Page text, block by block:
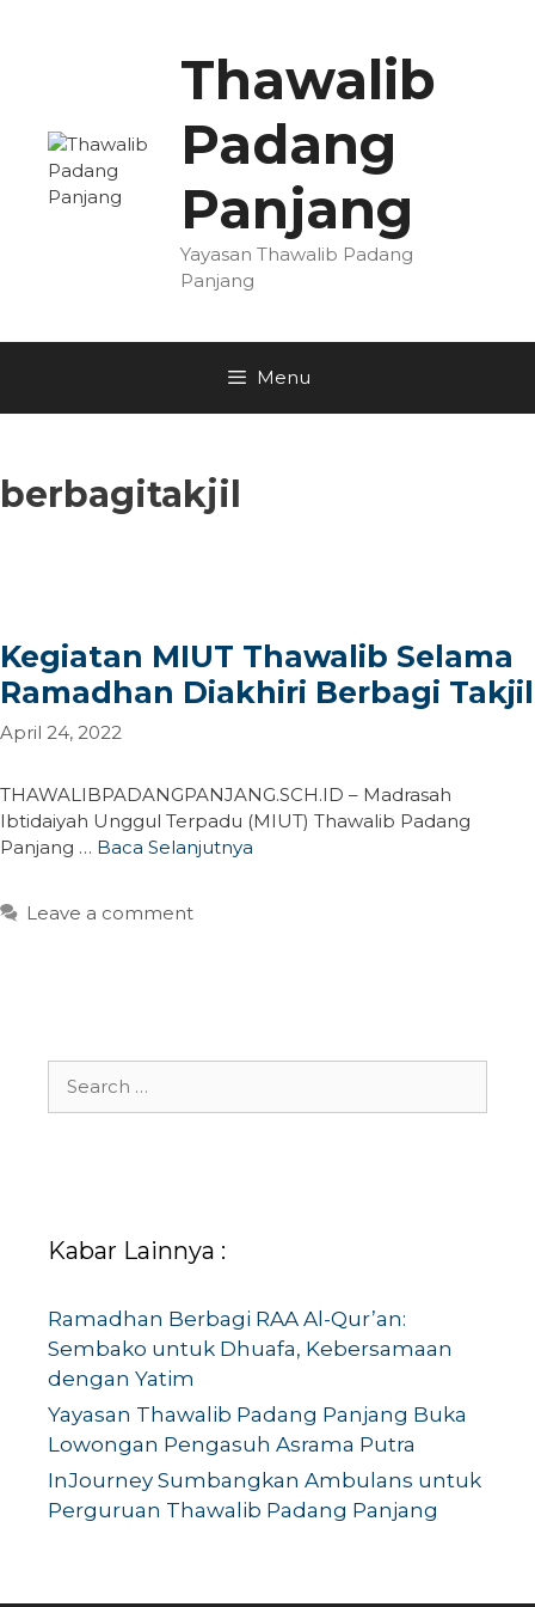
Thawalib
Padang
Panjang
Yayasan Thawalib Padang
Panjang
Menu
berbagitakjil
Kegiatan MIUT Thawalib Selama
Ramadhan Diakhiri Berbagi Takjil
April 24, 2022
THAWALIBPADANGPANJANG.SCH.ID – Madrasah
Ibtidaiyah Unggul Terpadu (MIUT) Thawalib Padang
Panjang … Baca Selanjutnya
Leave a comment
Kabar Lainnya :
Ramadhan Berbagi RAA Al-Qur’an:
Sembako untuk Dhuafa, Kebersamaan
dengan Yatim
Yayasan Thawalib Padang Panjang Buka
Lowongan Pengasuh Asrama Putra
InJourney Sumbangkan Ambulans untuk
Perguruan Thawalib Padang Panjang